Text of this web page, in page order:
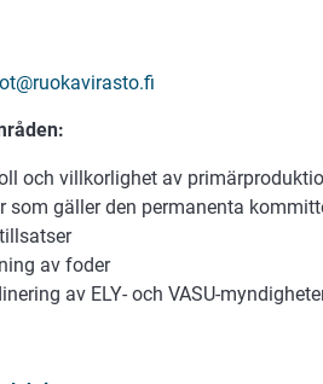
och villkorlighet av
som gäller den permanenta
av foder
av ELY- och VASU-